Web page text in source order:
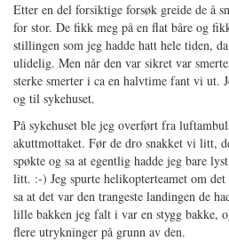
Etter en del forsiktige forsøk greide de å
for stor. De fikk meg på en flat båre og
stillingen som jeg hadde hatt hele tiden,
ulidelig. Men når den var sikret var
sterke smerter i ca en halvtime fant vi ut.
og til sykehuset.
På sykehuset ble jeg overført fra
akuttmottaket. Før de dro snakket vi litt,
spøkte og sa at egentlig hadde jeg bare
litt. :-) Jeg spurte helikopterteamet om
sa at det var den trangeste landingen de
lille bakken jeg falt i var en stygg bakke,
flere utrykninger på grunn av den.